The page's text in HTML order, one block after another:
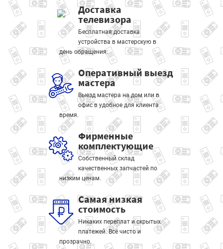
Доставка
телевизора
Бесплатная доставка
устройства в мастерскую в
день обращения.
Оперативный выезд
мастера
Выезд мастера на дом или в
офис в удобное для клиента
время.
Фирменные
комплектующие
Собственный склад
качественных запчастей по
низким ценам.
Самая низкая
стоимость
Никаких переплат и скрытых
платежей. Всё чисто и
прозрачно.